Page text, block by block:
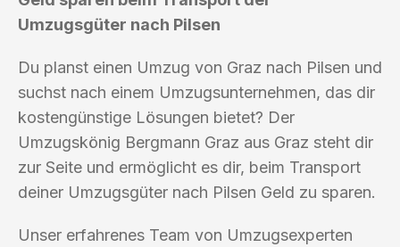
Umzugsgüter nach Pilsen
Du planst einen Umzug von Graz nach Pilsen und
suchst nach einem Umzugsunternehmen, das dir
kostengünstige Lösungen bietet? Der
Umzugskönig Bergmann Graz aus Graz steht dir
zur Seite und ermöglicht es dir, beim Transport
deiner Umzugsgüter nach Pilsen Geld zu sparen.
Unser erfahrenes Team von Umzugsexperten